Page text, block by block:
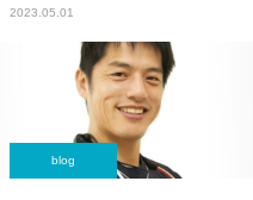
2023.05.01
blog